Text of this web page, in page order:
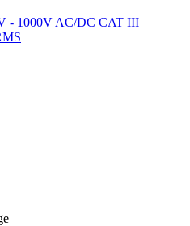
- 1000V AC/DC CAT III